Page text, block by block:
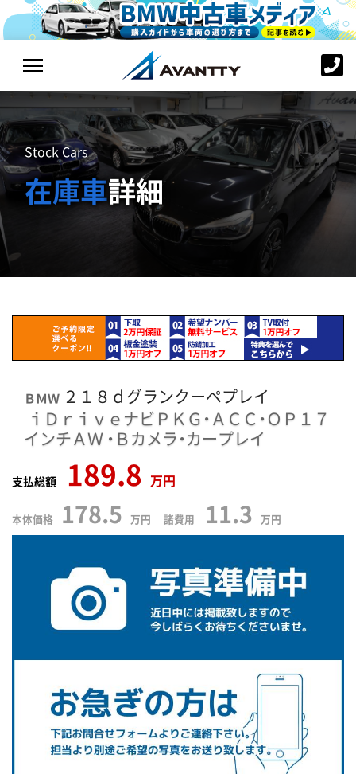
Stock Cars
在庫車詳細
ＢＭＷ ２１８ｄグランクーペプレイ
ｉＤｒｉｖｅナビＰＫＧ・ＡＣＣ・ＯＰ１７
インチＡＷ ・Ｂカメラ・カープレイ
支払総額 189.8 万円
本体価格 178.5 万円 諸費用 11.3 万円